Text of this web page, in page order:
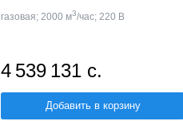
газовая; 2000 м3/час; 220 В
4 539 131 с.
Добавить в корзину